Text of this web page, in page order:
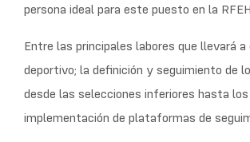
persona ideal para este puesto en la
Entre las principales labores que llevará
deportivo; la definición y seguimiento de
desde las selecciones inferiores hasta
implementación de plataformas de